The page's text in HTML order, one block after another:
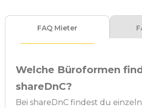
FAQ Mieter
Welche Büroformen
shareDnC?
Bei shareDnC findest du